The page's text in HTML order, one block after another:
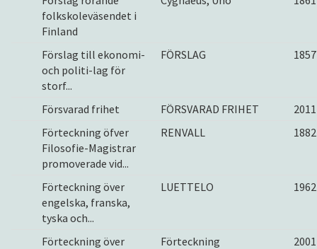
folkskoleväsendet i
Finland
Förslag till ekonomi-
och politi-lag för
storf...
FÖRSLAG 1857
Försvarad frihet FÖRSVARAD FRIHET
2011
Förteckning öfver
Filosofie-Magistrar
promoverade vid...
RENVALL 1882
Förteckning över
engelska, franska,
tyska och...
LUETTELO 1962
Förteckning över
Förteckning 2001